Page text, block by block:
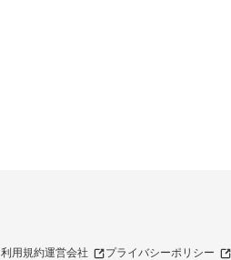
利用規約運営会社 プライバシーポリシー